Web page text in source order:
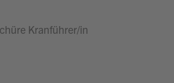
Kranführer/in